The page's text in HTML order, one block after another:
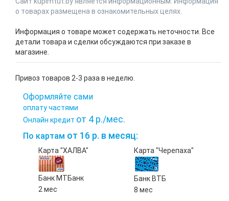
о товарах размещена в ознакомительных целях.
Информация о товаре может содержать неточности. Все
детали товара и сделки обсуждаются при заказе в
магазине.
Привоз товаров 2-3 раза в неделю.
Оформляйте сами
оплату частями
Онлайн кредит от 4 р./мес.
По картам от 16 р. в месяц:
Карта "ХАЛВА"
Банк МТБанк
2 мес
Карта "Черепаха"
Банк ВТБ
8 мес